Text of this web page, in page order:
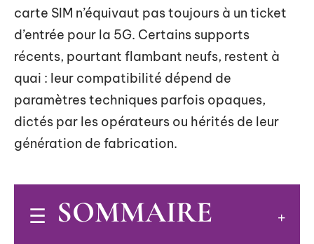
carte SIM n’équivaut pas toujours à un ticket
d’entrée pour la 5G. Certains supports
récents, pourtant flambant neufs, restent à
quai : leur compatibilité dépend de
paramètres techniques parfois opaques,
dictés par les opérateurs ou hérités de leur
génération de fabrication.
SOMMAIRE